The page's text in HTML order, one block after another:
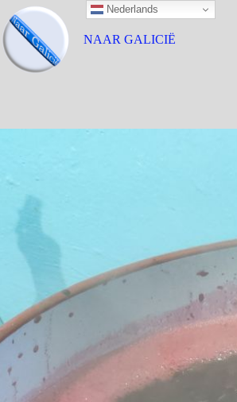
NAAR GALICIË
Nederlands